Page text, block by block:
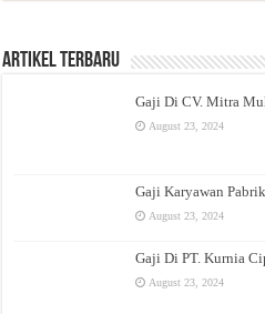
Artikel Terbaru
Gaji Di CV. Mitra
August 23, 2024
Gaji Karyawan
August 23, 2024
Gaji Di PT. Kurnia
August 23, 2024